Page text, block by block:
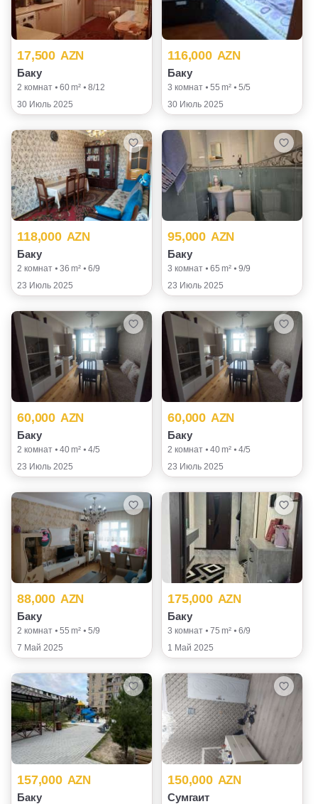
17,500 AZN
Баку
2 комнат ⦁ 60 m² ⦁ 8/12
30 Июль 2025
116,000 AZN
Баку
3 комнат ⦁ 55 m² ⦁ 5/5
30 Июль 2025
118,000 AZN
Баку
2 комнат ⦁ 36 m² ⦁ 6/9
23 Июль 2025
95,000 AZN
Баку
3 комнат ⦁ 65 m² ⦁ 9/9
23 Июль 2025
60,000 AZN
Баку
2 комнат ⦁ 40 m² ⦁ 4/5
23 Июль 2025
60,000 AZN
Баку
2 комнат ⦁ 40 m² ⦁ 4/5
23 Июль 2025
88,000 AZN
Баку
2 комнат ⦁ 55 m² ⦁ 5/9
7 Май 2025
175,000 AZN
Баку
3 комнат ⦁ 75 m² ⦁ 6/9
1 Май 2025
157,000 AZN
Баку
150,000 AZN
Сумгаит